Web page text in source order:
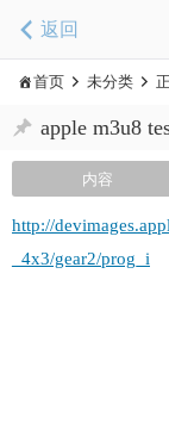
返回
首页 未分类
apple m3u8
内容
http://
_4x3/gear2/prog_i